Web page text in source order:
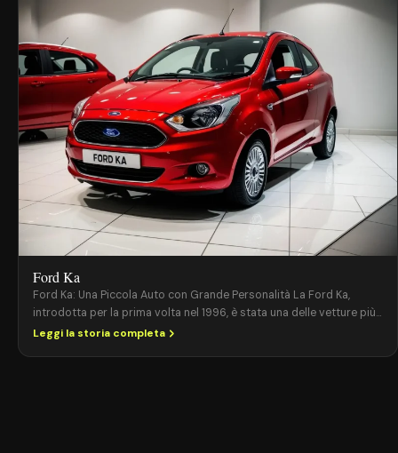
Ford Ka
Ford Ka: Una Piccola Auto con Grande Personalità La Ford Ka,
introdotta per la prima volta nel 1996, è stata una delle vetture più
iconiche della casa automobilistica statunitense. Questo modello
Leggi la storia completa